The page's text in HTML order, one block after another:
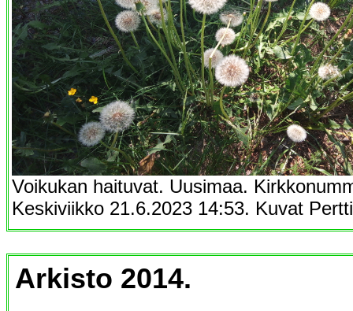
Voikukan haituvat. Uusimaa.
Keskiviikko 21.6.2023 14:53. Kuvat
Arkisto 2014.